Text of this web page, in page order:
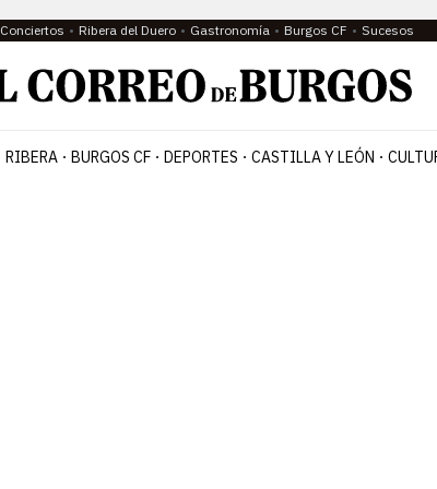
Conciertos Ribera del Duero Gastronomía Burgos CF Sucesos
RIBERA BURGOS CF DEPORTES CASTILLA Y LEÓN